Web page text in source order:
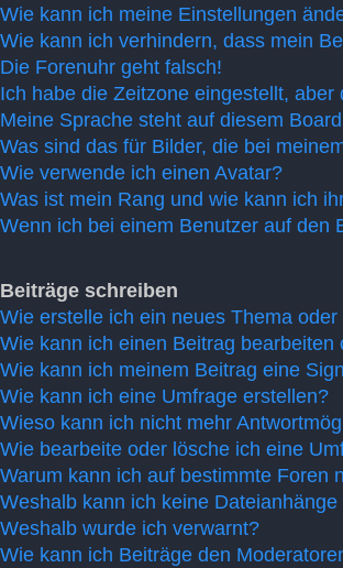
Wie kann ich meine Einstellungen
Wie kann ich verhindern, dass mein
Die Forenuhr geht falsch!
Ich habe die Zeitzone eingestellt,
Meine Sprache steht auf diesem
Was sind das für Bilder, die bei
Wie verwende ich einen Avatar?
Was ist mein Rang und wie kann ich
Wenn ich bei einem Benutzer auf den
Beiträge schreiben
Wie erstelle ich ein neues Thema
Wie kann ich einen Beitrag bearbeiten
Wie kann ich meinem Beitrag eine
Wie kann ich eine Umfrage erstellen?
Wieso kann ich nicht mehr
Wie bearbeite oder lösche ich eine
Warum kann ich auf bestimmte Foren
Weshalb kann ich keine Dateianhänge
Weshalb wurde ich verwarnt?
Wie kann ich Beiträge den